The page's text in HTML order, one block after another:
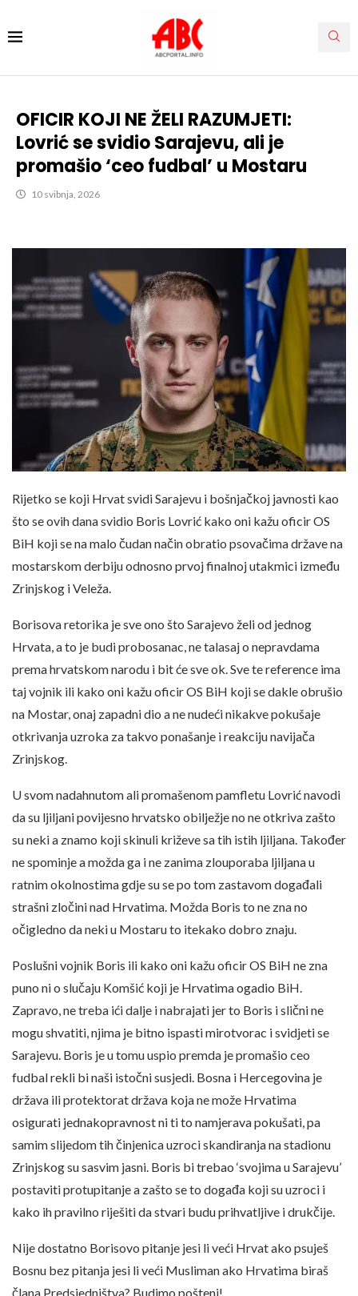
OFICIR KOJI NE ŽELI RAZUMJETI:
Lovrić se svidio Sarajevu, ali je
promašio ‘ceo fudbal’ u Mostaru
10 svibnja, 2026
Rijetko se koji Hrvat svidi Sarajevu i bošnjačkoj javnosti kao
što se ovih dana svidio Boris Lovrić kako oni kažu oficir OS
BiH koji se na malo čudan način obratio psovačima države na
mostarskom derbiju odnosno prvoj finalnoj utakmici između
Zrinjskog i Veleža.
Borisova retorika je sve ono što Sarajevo želi od jednog
Hrvata, a to je budi probosanac, ne talasaj o nepravdama
prema hrvatskom narodu i bit će sve ok. Sve te reference ima
taj vojnik ili kako oni kažu oficir OS BiH koji se dakle obrušio
na Mostar, onaj zapadni dio a ne nudeći nikakve pokušaje
otkrivanja uzroka za takvo ponašanje i reakciju navijača
Zrinjskog.
U svom nadahnutom ali promašenom pamfletu Lovrić navodi
da su ljiljani povijesno hrvatsko obilježje no ne otkriva zašto
su neki a znamo koji skinuli križeve sa tih istih ljiljana. Također
ne spominje a možda ga i ne zanima zlouporaba ljiljana u
ratnim okolnostima gdje su se po tom zastavom događali
strašni zločini nad Hrvatima. Možda Boris to ne zna no
očigledno da neki u Mostaru to itekako dobro znaju.
Poslušni vojnik Boris ili kako oni kažu oficir OS BiH ne zna
puno ni o slučaju Komšić koji je Hrvatima ogadio BiH.
Zapravo, ne treba ići dalje i nabrajati jer to Boris i slični ne
mogu shvatiti, njima je bitno ispasti mirotvorac i svidjeti se
Sarajevu. Boris je u tomu uspio premda je promašio ceo
fudbal rekli bi naši istočni susjedi. Bosna i Hercegovina je
država ili protektorat država koja ne može Hrvatima
osigurati jednakopravnost ni ti to namjerava pokušati, pa
samim slijedom tih činjenica uzroci skandiranja na stadionu
Zrinjskog su sasvim jasni. Boris bi trebao ‘svojima u Sarajevu’
postaviti protupitanje a zašto se to događa koji su uzroci i
kako ih pravilno riješiti da stvari budu prihvatljive i drukčije.
Nije dostatno Borisovo pitanje jesi li veći Hrvat ako psuješ
Bosnu bez pitanja jesi li veći Musliman ako Hrvatima biraš
člana Predsjedništva? Budimo pošteni!